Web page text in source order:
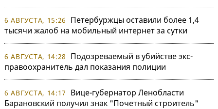
6 АВГУСТА, 15:26
Петербуржцы оставили более 1,4
тысячи жалоб на мобильный интернет за сутки
6 АВГУСТА, 14:28
Подозреваемый в убийстве экс-
правоохранитель дал показания полиции
6 АВГУСТА, 14:17
Вице-губернатор Ленобласти
Барановский получил знак "Почетный строитель"